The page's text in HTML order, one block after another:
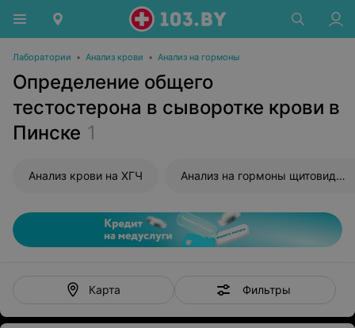
Лаборатории • Анализ крови • Анализ на гормоны
Определение общего
тестостерона в сыворотке крови в
Пинске 1
Анализ крови на ХГЧ Анализ на гормоны щитовидной железы
Карта Фильтры